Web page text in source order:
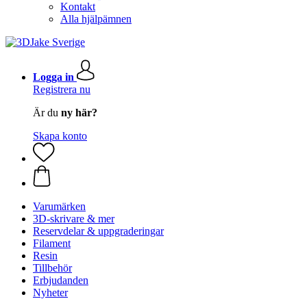
Kontakt
Alla hjälpämnen
Logga in
Registrera nu
Är du ny här?
Skapa konto
Varumärken
3D-skrivare & mer
Reservdelar & uppgraderingar
Filament
Resin
Tillbehör
Erbjudanden
Nyheter